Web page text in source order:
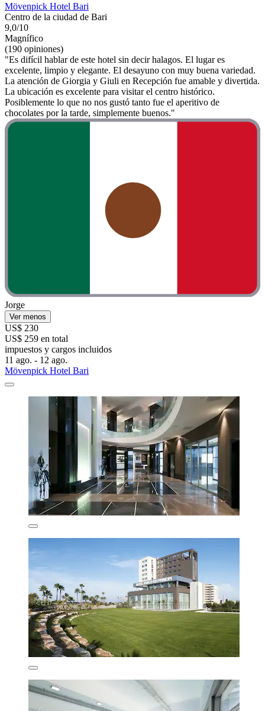
Mövenpick Hotel Bari
Centro de la ciudad de Bari
9,0/10
Magnífico
(190 opiniones)
"Es difícil hablar de este hotel sin decir halagos. El lugar es
excelente, limpio y elegante. El desayuno con muy buena variedad.
La atención de Giorgia y Giuli en Recepción fue amable y divertida.
La ubicación es excelente para visitar el centro histórico.
Posiblemente lo que no nos gustó tanto fue el aperitivo de
chocolates por la tarde, simplemente buenos."
Jorge
Ver menos
US$ 230
US$ 259 en total
impuestos y cargos incluidos
11 ago. - 12 ago.
Mövenpick Hotel Bari